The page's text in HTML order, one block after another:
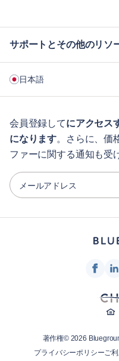
サポートとその他のリソ
企業向け
ゲスト向け特典サービス
シティガイド
パートナー
家具レンタル事業者
インフルエンサー＆アフィリ
ニュースルーム
日本語
English
Português
Español
会員登録してにアクセス
になります。さらに、価
ファーに関する通知も受
メールアドレス
著作権© 2026
プライバシーポリシーご